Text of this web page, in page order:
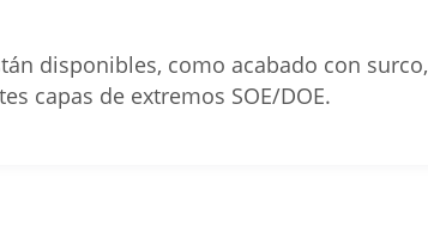
disponibles, como acabado con surco,
capas de extremos SOE/DOE.